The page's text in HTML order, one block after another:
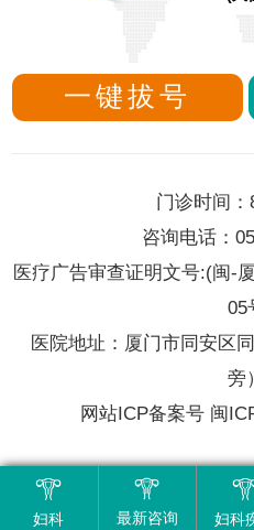
药流不是你想流就能流的
我院成立应急献血志愿
【2006年5月30日】让人
一键拔号
门诊时间
咨询电话：
医疗广告审查证明文号:(闽-
05
医院地址：厦门市同安区
旁）
网站ICP备案号 闽
妇科 最新咨询 妇科